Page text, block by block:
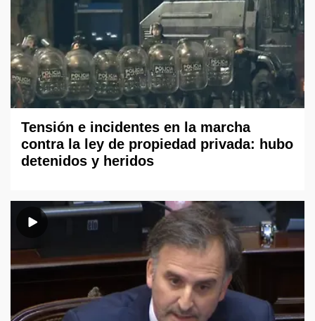
Tensión e incidentes en la marcha
contra la ley de propiedad privada: hubo
detenidos y heridos